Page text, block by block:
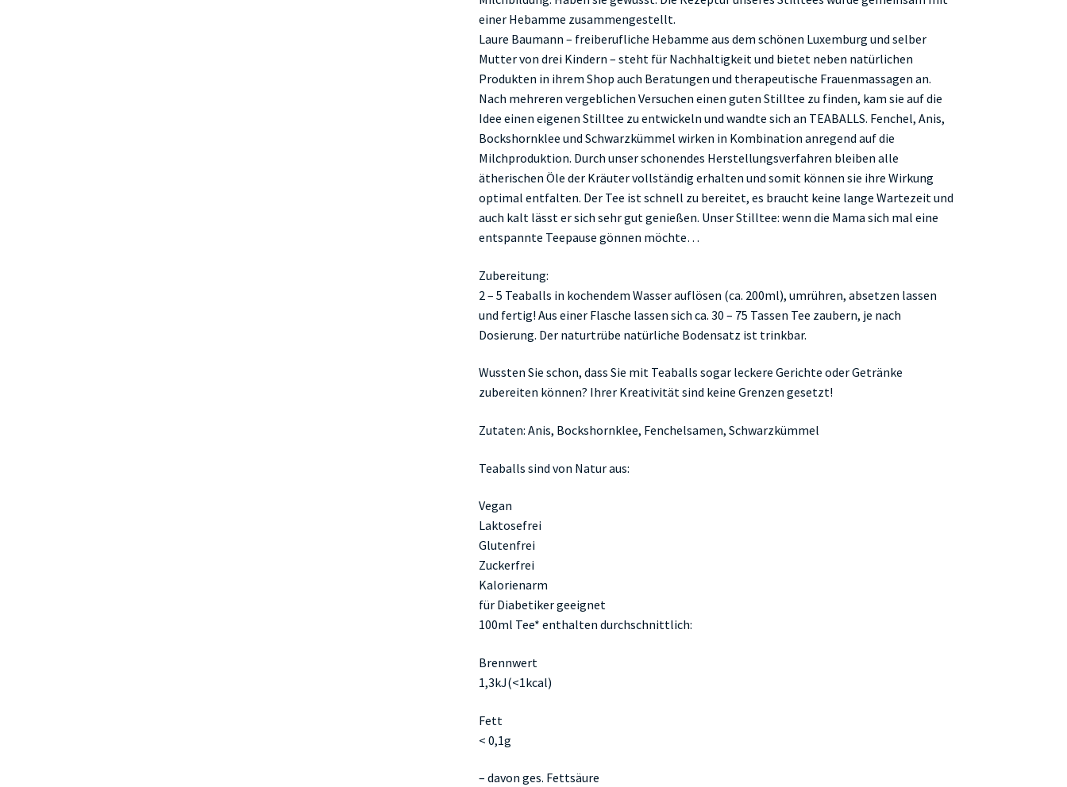
einer Hebamme zusammengestellt.
Laure Baumann – freiberufliche Hebamme aus dem schönen Luxemburg und selber
Mutter von drei Kindern – steht für Nachhaltigkeit und bietet neben natürlichen
Produkten in ihrem Shop auch Beratungen und therapeutische Frauenmassagen an.
Nach mehreren vergeblichen Versuchen einen guten Stilltee zu finden, kam sie auf die
Idee einen eigenen Stilltee zu entwickeln und wandte sich an TEABALLS. Fenchel, Anis,
Bockshornklee und Schwarzkümmel wirken in Kombination anregend auf die
Milchproduktion. Durch unser schonendes Herstellungsverfahren bleiben alle
ätherischen Öle der Kräuter vollständig erhalten und somit können sie ihre Wirkung
optimal entfalten. Der Tee ist schnell zu bereitet, es braucht keine lange Wartezeit und
auch kalt lässt er sich sehr gut genießen. Unser Stilltee: wenn die Mama sich mal eine
entspannte Teepause gönnen möchte…
Zubereitung:
2 – 5 Teaballs in kochendem Wasser auflösen (ca. 200ml), umrühren, absetzen lassen
und fertig! Aus einer Flasche lassen sich ca. 30 – 75 Tassen Tee zaubern, je nach
Dosierung. Der naturtrübe natürliche Bodensatz ist trinkbar.
Wussten Sie schon, dass Sie mit Teaballs sogar leckere Gerichte oder Getränke
zubereiten können? Ihrer Kreativität sind keine Grenzen gesetzt!
Zutaten: Anis, Bockshornklee, Fenchelsamen, Schwarzkümmel
Teaballs sind von Natur aus:
Vegan
Laktosefrei
Glutenfrei
Zuckerfrei
Kalorienarm
für Diabetiker geeignet
100ml Tee* enthalten durchschnittlich:
Brennwert
1,3kJ(<1kcal)
Fett
< 0,1g
– davon ges. Fettsäure